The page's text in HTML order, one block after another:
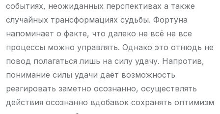
событиях, неожиданных перспективах а также
случайных трансформациях судьбы. Фортуна
напоминает о факте, что далеко не всё не все
процессы можно управлять. Однако это отнюдь не
повод полагаться лишь на силу удачу. Напротив,
понимание силы удачи даёт возможность
реагировать заметно осознанно, осуществлять
действия осознанно вдобавок сохранять оптимизм